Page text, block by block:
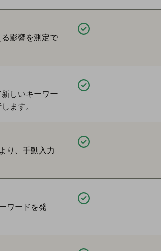
影響を測定で
利用可能
しいキーワー
ます。
利用可能
り、手動入力
利用可能
ワードを発
利用可能